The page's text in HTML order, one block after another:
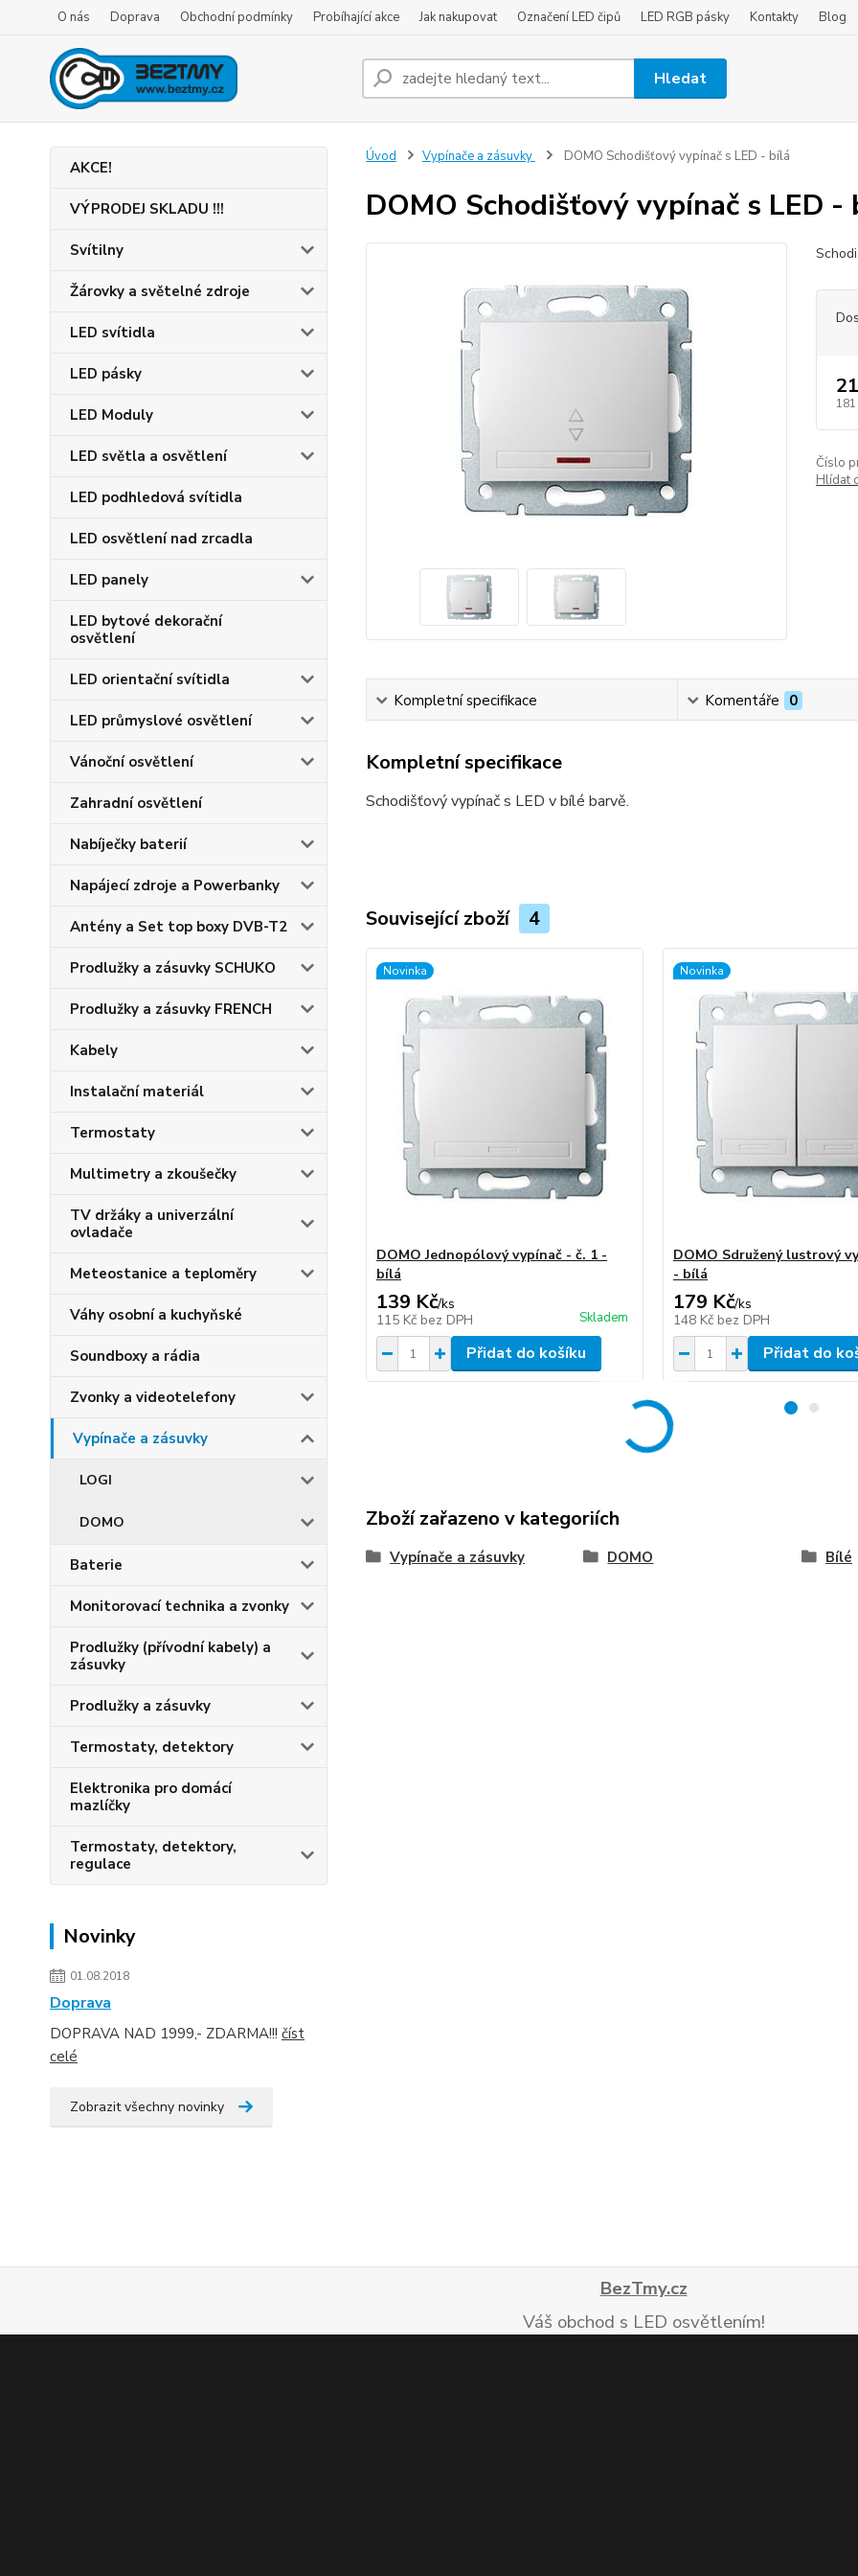
O nás Doprava Obchodní podmínky Probíhající akce Jak nakupovat Označení LED čipů LED RGB pásky Kontakty Blog
Hledat
AKCE!
VÝPRODEJ SKLADU !!!
Svítilny
Žárovky a světelné zdroje
LED svítidla
LED pásky
LED Moduly
LED světla a osvětlení
LED podhledová svítidla
LED osvětlení nad zrcadla
LED panely
LED bytové dekorační
osvětlení
LED orientační svítidla
LED průmyslové osvětlení
Vánoční osvětlení
Zahradní osvětlení
Nabíječky baterií
Napájecí zdroje a Powerbanky
Antény a Set top boxy DVB-T2
Prodlužky a zásuvky SCHUKO
Prodlužky a zásuvky FRENCH
Kabely
Instalační materiál
Termostaty
Multimetry a zkoušečky
TV držáky a univerzální
ovladače
Meteostanice a teploměry
Váhy osobní a kuchyňské
Soundboxy a rádia
Zvonky a videotelefony
Vypínače a zásuvky
LOGI
DOMO
Baterie
Monitorovací technika a zvonky
Prodlužky (přívodní kabely) a
zásuvky
Prodlužky a zásuvky
Termostaty, detektory
Elektronika pro domácí
mazlíčky
Termostaty, detektory,
regulace
Novinky
01.08.2018
Doprava
DOPRAVA NAD 1999,- ZDARMA!!! číst
celé
Zobrazit všechny novinky
Úvod Vypínače a zásuvky DOMO Schodišťový vypínač s LED - bílá
DOMO Schodišťový vypínač s LED -
181
Číslo
Hlídat
Kompletní specifikace Komentáře 0
Kompletní specifikace
Schodišťový vypínač s LED v bílé barvě.
Související zboží 4
Novinka
DOMO Jednopólový vypínač - č. 1 -
bílá
139 Kč/ks
115 Kč bez DPH Skladem
Přidat do košíku
Novinka
DOMO Sdružený lustrový
- bílá
179 Kč/ks
148 Kč bez DPH
Přidat do
Zboží zařazeno v kategoriích
Vypínače a zásuvky DOMO Bílé
BezTmy.cz
Váš obchod s LED osvětlením!